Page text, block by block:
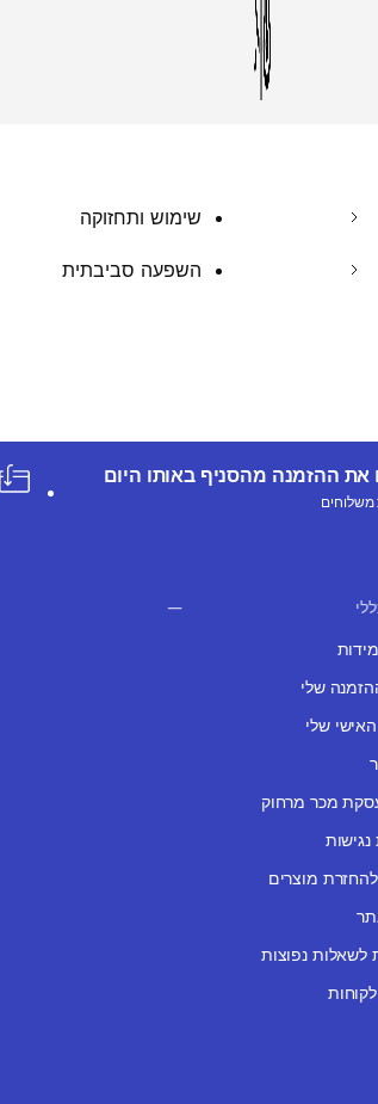
שימוש ותחזוקה
השפעה סביבתית
את ההזמנה מהסניף באותו היום
משלוחים
שלי
האישי שלי
מכר מרחוק
מוצרים
לשאלות נפוצות